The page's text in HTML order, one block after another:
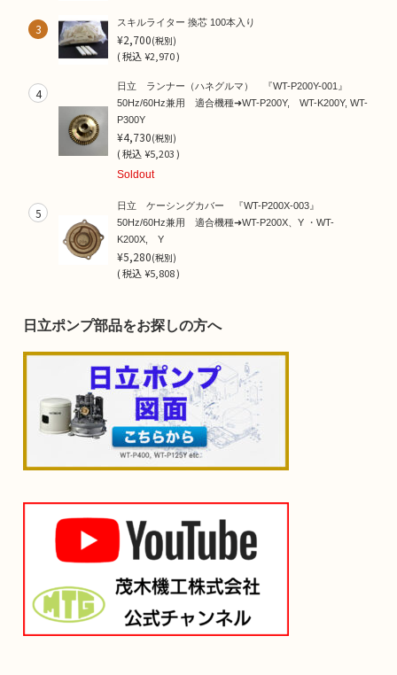
3 スキルライター 換芯 100本入り
¥2,700(税別)
(税込¥2,970 )
4
日立 ランナー（ハネグルマ） 『WT-P200Y-001』
50Hz/60Hz兼用 適合機種➜WT-P200Y, WT-K200Y, WT-
P300Y
¥4,730(税別)
(税込¥5,203 )
Soldout
5
日立 ケーシングカバー 『WT-P200X-003』
50Hz/60Hz兼用 適合機種➜WT-P200X、Y ・WT-
K200X, Y
¥5,280(税別)
(税込¥5,808 )
日立ポンプ部品をお探しの方へ